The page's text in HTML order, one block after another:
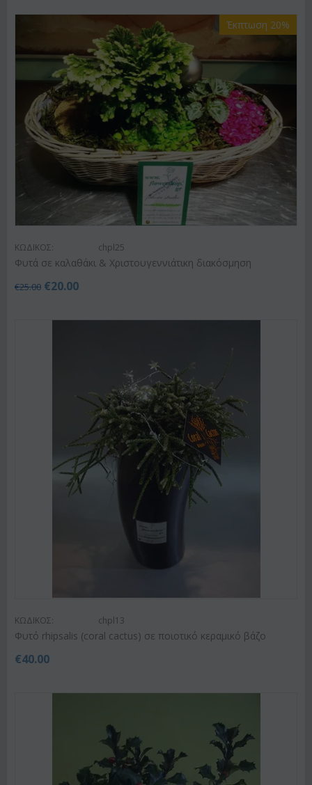
Έκπτωση 20%
ΚΩΔΙΚΟΣ: chpl25
Φυτά σε καλαθάκι & Χριστουγεννιάτικη διακόσμηση
€25.00 €20.00
ΚΩΔΙΚΟΣ: chpl13
Φυτό rhipsalis (coral cactus) σε ποιοτικό κεραμικό βάζο
€40.00